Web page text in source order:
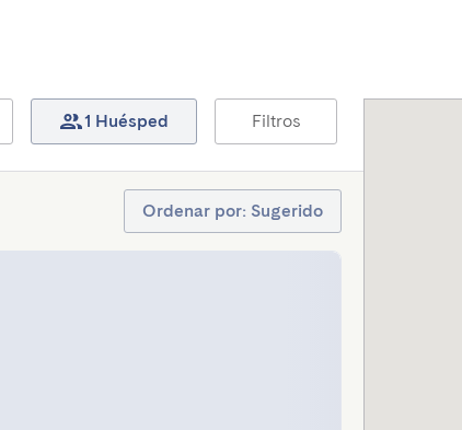
1 Huésped Filtros
Ordenar por: Sugerido